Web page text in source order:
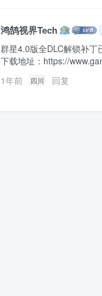
鸿鹄视界Tech
群星4.0版全DLC解锁补丁
下载地址：https://
1年前
四川 回复